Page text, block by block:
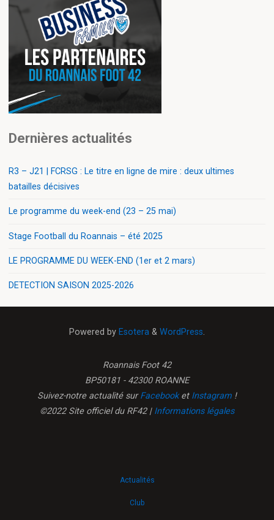
Dernières actualités
R3 – J21 | FCRSG : Le titre en ligne de mire : deux ultimes
batailles décisives
Le programme du week-end (23 – 25 mai)
Stage Football du Roannais – été 2025
LE PROGRAMME DU WEEK-END (1er et 2 mars)
DETECTION SAISON 2025-2026
Powered by Esotera & WordPress.
Roannais Foot 42
BP50181 - 42300 ROANNE
Suivez-notre actualité surFacebooket Instagram !
©2022 Site officiel du RF42 | Informations légales
Actualités
Club